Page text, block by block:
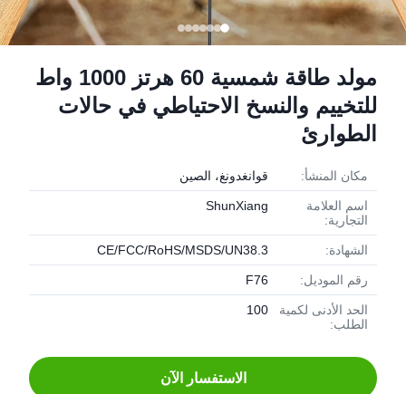
مولد طاقة شمسية 60 هرتز 1000 واط
للتخييم والنسخ الاحتياطي في حالات
الطوارئ
مكان المنشأ: قوانغدونغ، الصين
اسم العلامة
التجارية:
ShunXiang
الشهادة: CE/FCC/RoHS/MSDS/UN38.3
رقم الموديل: F76
الحد الأدنى لكمية
الطلب:
100
الاستفسار الآن